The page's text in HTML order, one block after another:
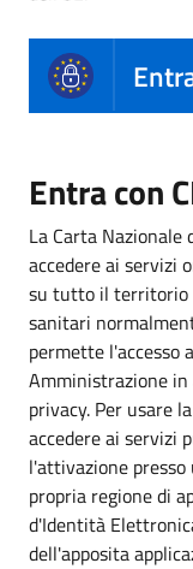
Entra con
La Carta Nazionale
accedere ai servizi
su tutto il territorio
sanitari
permette l'accesso
Amministrazione
privacy. Per usare
accedere ai servizi
l'attivazione
propria regione di
d'Identità
dell'apposita